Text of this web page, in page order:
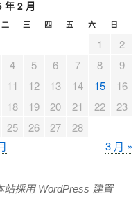
年 2 月
二 三 四 五 六 日
1
2
4 5 6 7 8
9
11 12 13 14 15
16
18 19 20 21 22
23
25 26 27
28
3 月 »
站採用 WordPress 建置